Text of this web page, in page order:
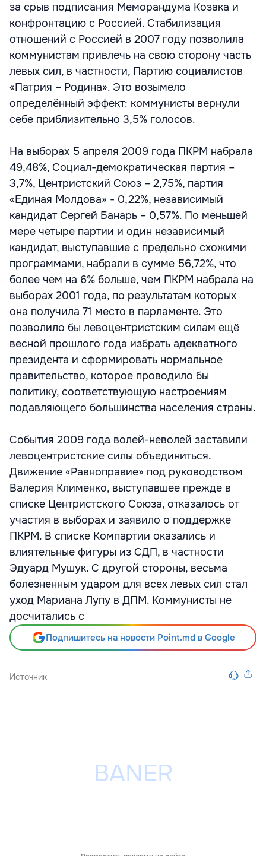
за срыв подписания Меморандума Козака и
конфронтацию с Россией. Стабилизация
отношений с Россией в 2007 году позволила
коммунистам привлечь на свою сторону часть
левых сил, в частности, Партию социалистов
«Патрия – Родина». Это возымело
определённый эффект: коммунисты вернули
себе приблизительно 3,5% голосов.
На выборах 5 апреля 2009 года ПКРМ набрала
49,48%, Социал-демократическая партия –
3,7%, Центристский Союз – 2,75%, партия
«Единая Молдова» - 0,22%, независимый
кандидат Сергей Банарь – 0,57%. По меньшей
мере четыре партии и один независимый
кандидат, выступавшие с предельно схожими
программами, набрали в сумме 56,72%, что
более чем на 6% больше, чем ПКРМ набрала на
выборах 2001 года, по результатам которых
она получила 71 место в парламенте. Это
позволило бы левоцентристским силам ещё
весной прошлого года избрать адекватного
президента и сформировать нормальное
правительство, которое проводило бы
политику, соответствующую настроениям
подавляющего большинства населения страны.
События 2009 года волей-неволей заставили
левоцентристские силы объединиться.
Движение «Равноправие» под руководством
Валерия Клименко, выступавшее прежде в
списке Центристского Союза, отказалось от
участия в выборах и заявило о поддержке
ПКРМ. В списке Компартии оказались и
влиятельные фигуры из СДП, в частности
Эдуард Мушук. С другой стороны, весьма
болезненным ударом для всех левых сил стал
уход Мариана Лупу в ДПМ. Коммунисты не
досчитались с
Подпишитесь на новости Point.md в Google
Источник